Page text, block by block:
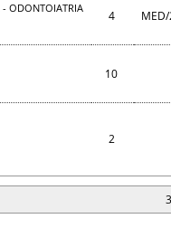
- ODONTOIATRIA
4
10
2